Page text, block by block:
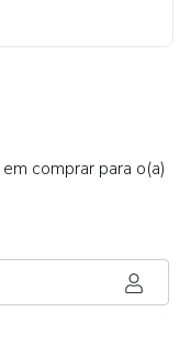
comprar para o(a)